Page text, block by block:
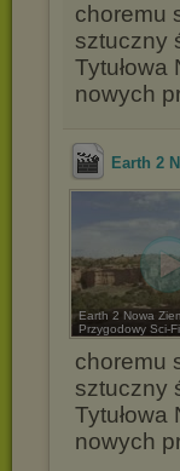
choremu
sztuczny
Tytułowa
nowych
Earth 2
Earth 2 Nowa
Przygodowy Sci-Fi
choremu
sztuczny
Tytułowa
nowych